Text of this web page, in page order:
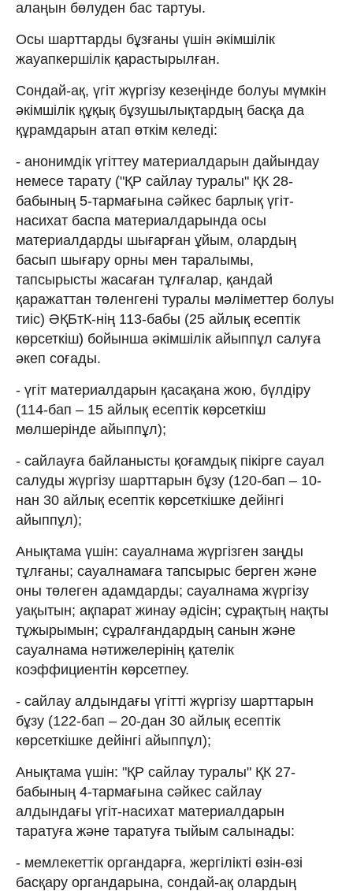
алаңын бөлуден бас тартуы.
Осы шарттарды бұзғаны үшін әкімшілік
жауапкершілік қарастырылған.
Сондай-ақ, үгіт жүргізу кезеңінде болуы мүмкін
әкімшілік құқық бұзушылықтардың басқа да
құрамдарын атап өткім келеді:
- анонимдік үгiттеу материалдарын дайындау
немесе тарату ("ҚР сайлау туралы" ҚК 28-
бабының 5-тармағына сәйкес барлық үгіт-
насихат баспа материалдарында осы
материалдарды шығарған ұйым, олардың
басып шығару орны мен таралымы,
тапсырысты жасаған тұлғалар, қандай
қаражаттан төленгені туралы мәліметтер болуы
тиіс) ӘҚБтК-нің 113-бабы (25 айлық есептік
көрсеткіш) бойынша әкімшілік айыппұл салуға
әкеп соғады.
- үгіт материалдарын қасақана жою, бүлдіру
(114-бап – 15 айлық есептік көрсеткіш
мөлшерінде айыппұл);
- сайлауға байланысты қоғамдық пiкiрге сауал
салуды жүргiзу шарттарын бұзу (120-бап – 10-
нан 30 айлық есептік көрсеткішке дейінгі
айыппұл);
Анықтама үшін: сауалнама жүргізген заңды
тұлғаны; сауалнамаға тапсырыс берген және
оны төлеген адамдарды; сауалнама жүргізу
уақытын; ақпарат жинау әдісін; сұрақтың нақты
тұжырымын; сұралғандардың санын және
сауалнама нәтижелерінің қателік
коэффициентін көрсетпеу.
- сайлау алдындағы үгітті жүргізу шарттарын
бұзу (122-бап – 20-дан 30 айлық есептік
көрсеткішке дейінгі айыппұл);
Анықтама үшін: "ҚР сайлау туралы" ҚК 27-
бабының 4-тармағына сәйкес сайлау
алдындағы үгіт-насихат материалдарын
таратуға және таратуға тыйым салынады:
- мемлекеттік органдарға, жергілікті өзін-өзі
басқару органдарына, сондай-ақ олардың